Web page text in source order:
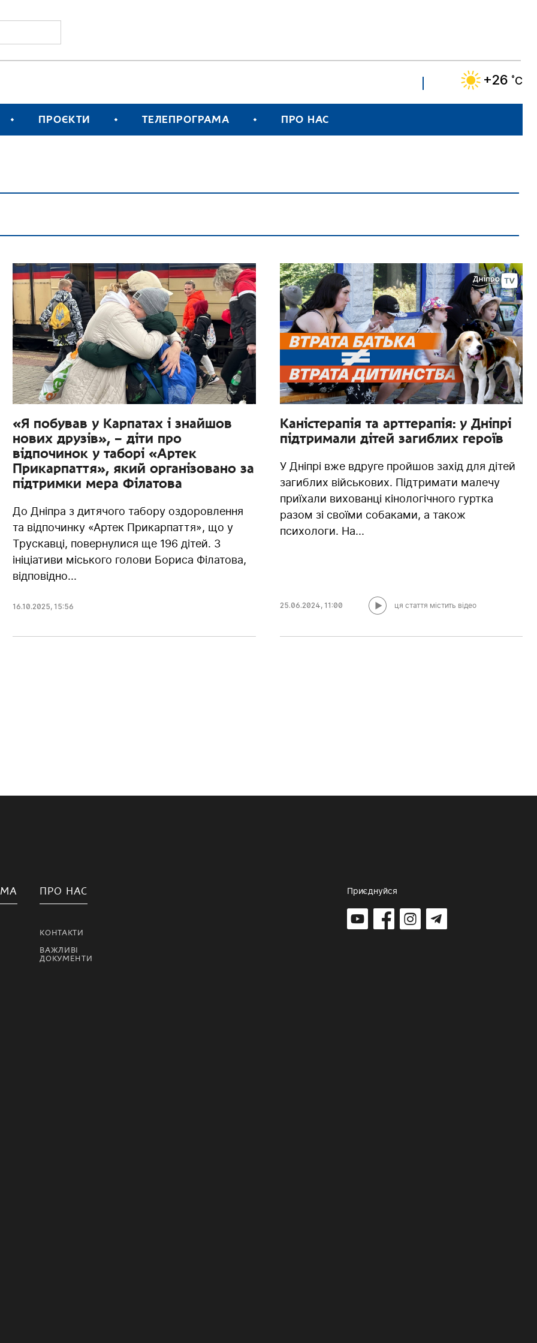
+26 ˚C
ПРОЄКТИ ТЕЛЕПРОГРАМА ПРО НАС
«Я побував у Карпатах і знайшов
нових друзів», – діти про
відпочинок у таборі «Артек
Прикарпаття», який організовано за
підтримки мера Філатова
До Дніпра з дитячого табору оздоровлення
та відпочинку «Артек Прикарпаття», що у
Трускавці, повернулися ще 196 дітей. З
ініціативи міського голови Бориса Філатова,
відповідно...
16.10.2025, 15:56
Каністерапія та арттерапія: у Дніпрі
підтримали дітей загиблих героїв
У Дніпрі вже вдруге пройшов захід для дітей
загиблих військових. Підтримати малечу
приїхали вихованці кінологічного гуртка
разом зі своїми собаками, а також
психологи. На...
25.06.2024, 11:00 ця стаття містить відео
ПРО НАС
КОНТАКТИ
ВАЖЛИВІ
ДОКУМЕНТИ
Приєднуйся